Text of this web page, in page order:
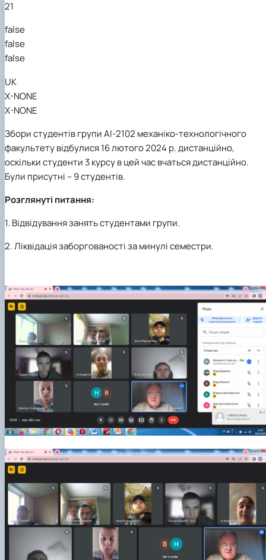
21
false
false
false
UK
X-NONE
X-NONE
Збори студентів групи АІ-2102 механіко-технологічного
факультету відбулися 16 лютого 2024 р. дистанційно,
оскільки студенти 3 курсу в цей час вчаться дистанційно.
Були присутні – 9 студентів.
Розглянуті питання:
1. Відвідування занять студентами групи.
2. Ліквідація заборгованості за минулі семестри.